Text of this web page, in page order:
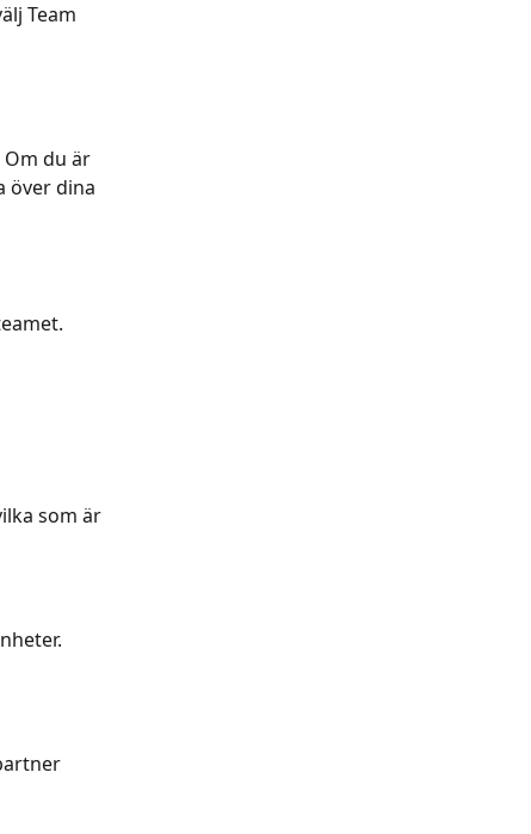
Team
du är
över dina
som är